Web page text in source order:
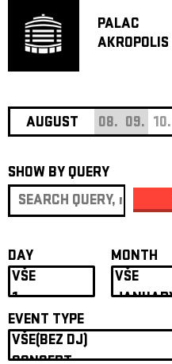
PALAC
AKROPOLIS
AUGUST 08. 09. 10.
SHOW BY QUERY
DAY MONTH
EVENT TYPE